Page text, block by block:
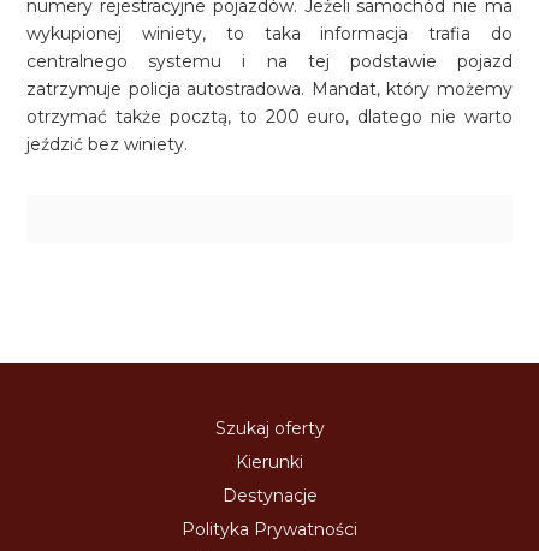
numery rejestracyjne pojazdów. Jeżeli samochód nie ma
wykupionej winiety, to taka informacja trafia do
centralnego systemu i na tej podstawie pojazd
zatrzymuje policja autostradowa. Mandat, który możemy
otrzymać także pocztą, to 200 euro, dlatego nie warto
jeździć bez winiety.
Szukaj oferty
Kierunki
Destynacje
Polityka Prywatności